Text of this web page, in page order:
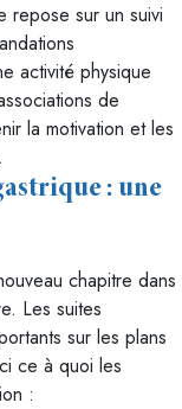
repose sur un suivi
activité physique
de
la motivation et les
: une
chapitre dans
Les suites
sur les plans
ce à quoi les
: